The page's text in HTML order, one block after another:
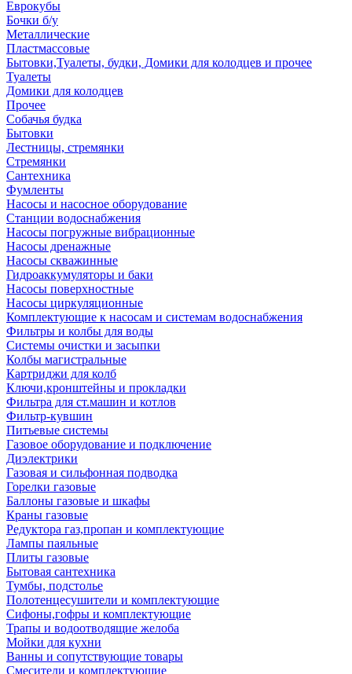
Еврокубы
Бочки б/у
Металлические
Пластмассовые
Бытовки,Туалеты, будки, Домики для колодцев и прочее
Туалеты
Домики для колодцев
Прочее
Собачья будка
Бытовки
Лестницы, стремянки
Стремянки
Сантехника
Фумленты
Насосы и насосное оборудование
Станции водоснабжения
Насосы погружные вибрационные
Насосы дренажные
Насосы скважинные
Гидроаккумуляторы и баки
Насосы поверхностные
Насосы циркуляционные
Комплектующие к насосам и системам водоснабжения
Фильтры и колбы для воды
Системы очистки и засыпки
Колбы магистральные
Картриджи для колб
Ключи,кронштейны и прокладки
Фильтра для ст.машин и котлов
Фильтр-кувшин
Питьевые системы
Газовое оборудование и подключение
Диэлектрики
Газовая и сильфонная подводка
Горелки газовые
Баллоны газовые и шкафы
Краны газовые
Редуктора газ,пропан и комплектующие
Лампы паяльные
Плиты газовые
Бытовая сантехника
Тумбы, подстолье
Полотенцесушители и комплектующие
Сифоны,гофры и комплектующие
Трапы и водоотводящие желоба
Мойки для кухни
Ванны и сопутствующие товары
Смесители и комплектующие